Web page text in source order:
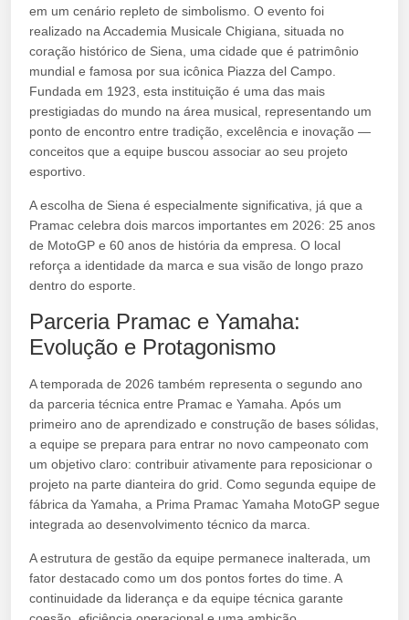
em um cenário repleto de simbolismo. O evento foi
realizado na Accademia Musicale Chigiana, situada no
coração histórico de Siena, uma cidade que é patrimônio
mundial e famosa por sua icônica Piazza del Campo.
Fundada em 1923, esta instituição é uma das mais
prestigiadas do mundo na área musical, representando um
ponto de encontro entre tradição, excelência e inovação —
conceitos que a equipe buscou associar ao seu projeto
esportivo.
A escolha de Siena é especialmente significativa, já que a
Pramac celebra dois marcos importantes em 2026: 25 anos
de MotoGP e 60 anos de história da empresa. O local
reforça a identidade da marca e sua visão de longo prazo
dentro do esporte.
Parceria Pramac e Yamaha:
Evolução e Protagonismo
A temporada de 2026 também representa o segundo ano
da parceria técnica entre Pramac e Yamaha. Após um
primeiro ano de aprendizado e construção de bases sólidas,
a equipe se prepara para entrar no novo campeonato com
um objetivo claro: contribuir ativamente para reposicionar o
projeto na parte dianteira do grid. Como segunda equipe de
fábrica da Yamaha, a Prima Pramac Yamaha MotoGP segue
integrada ao desenvolvimento técnico da marca.
A estrutura de gestão da equipe permanece inalterada, um
fator destacado como um dos pontos fortes do time. A
continuidade da liderança e da equipe técnica garante